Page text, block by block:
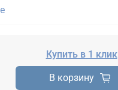
Купить в 1 клик
В корзину